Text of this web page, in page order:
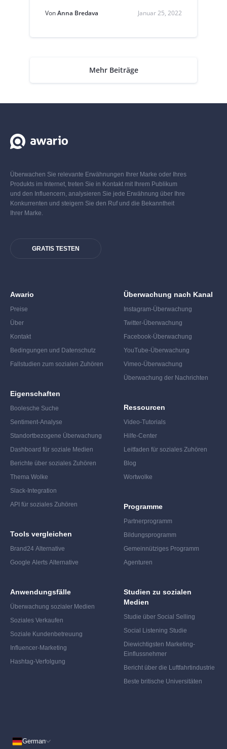
VonAnna Bredava Januar 25, 2022
Mehr Beiträge
Überwachen Sie relevante Erwähnungen Ihrer Marke oder Ihres
Produkts im Internet, treten Sie in Kontakt mit Ihrem Publikum
und den Influencern, analysieren Sie jede Erwähnung über Ihre
Konkurrenten und steigern Sie den Ruf und die Bekanntheit
Ihrer Marke.
GRATIS TESTEN
Awario
Preise
Über
Kontakt
Bedingungen und Datenschutz
Fallstudien zum sozialen Zuhören
Eigenschaften
Boolesche Suche
Sentiment-Analyse
Standortbezogene Überwachung
Dashboard für soziale Medien
Berichte über soziales Zuhören
Thema Wolke
Slack-Integration
API für soziales Zuhören
Tools vergleichen
Brand24 Alternative
Google Alerts Alternative
Anwendungsfälle
Überwachung sozialer Medien
Soziales Verkaufen
Soziale Kundenbetreuung
Influencer-Marketing
Hashtag-Verfolgung
Überwachung nach Kanal
Instagram-Überwachung
Twitter-Überwachung
Facebook-Überwachung
YouTube-Überwachung
Vimeo-Überwachung
Überwachung der Nachrichten
Ressourcen
Video-Tutorials
Hilfe-Center
Leitfaden für soziales Zuhören
Blog
Wortwolke
Programme
Partnerprogramm
Bildungsprogramm
Gemeinnütziges Programm
Agenturen
Studien zu sozialen
Medien
Studie über Social Selling
Social Listening Studie
Diewichtigsten Marketing-
Einflussnehmer
Bericht über die Luftfahrtindustrie
Beste britische Universitäten
German